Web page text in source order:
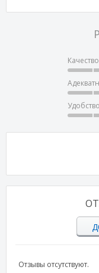
Отзывы отсутствуют.